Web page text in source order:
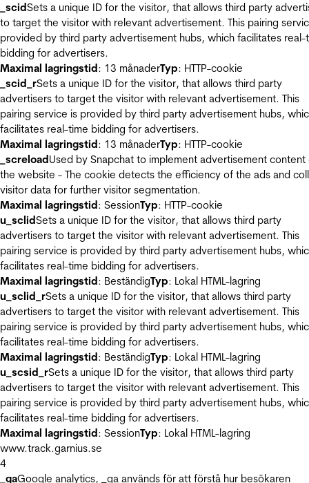
_scidSets a unique ID for the visitor, that allows third party
to target the visitor with relevant advertisement. This pairing
provided by third party advertisement hubs, which facilitates real-
bidding for advertisers.
Maximal lagringstid: 13 månaderTyp: HTTP-cookie
_scid_rSets a unique ID for the visitor, that allows third party
advertisers to target the visitor with relevant advertisement. This
pairing service is provided by third party advertisement hubs,
facilitates real-time bidding for advertisers.
Maximal lagringstid: 13 månaderTyp: HTTP-cookie
_screloadUsed by Snapchat to implement advertisement content
the website - The cookie detects the efficiency of the ads and
visitor data for further visitor segmentation.
Maximal lagringstid: SessionTyp: HTTP-cookie
u_sclidSets a unique ID for the visitor, that allows third party
advertisers to target the visitor with relevant advertisement. This
pairing service is provided by third party advertisement hubs,
facilitates real-time bidding for advertisers.
Maximal lagringstid: BeständigTyp: Lokal HTML-lagring
u_sclid_rSets a unique ID for the visitor, that allows third party
advertisers to target the visitor with relevant advertisement. This
pairing service is provided by third party advertisement hubs,
facilitates real-time bidding for advertisers.
Maximal lagringstid: BeständigTyp: Lokal HTML-lagring
u_scsid_rSets a unique ID for the visitor, that allows third party
advertisers to target the visitor with relevant advertisement. This
pairing service is provided by third party advertisement hubs,
facilitates real-time bidding for advertisers.
Maximal lagringstid: SessionTyp: Lokal HTML-lagring
www.track.garnius.se
4
_gaGoogle analytics, _ga används för att förstå hur besökaren